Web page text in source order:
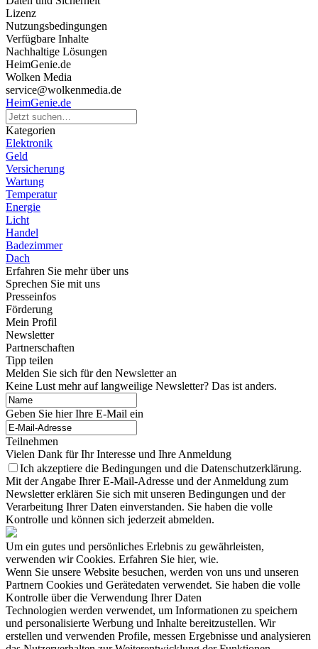
Lizenz
Nutzungsbedingungen
Verfügbare Inhalte
Nachhaltige Lösungen
HeimGenie.de
Wolken Media
service@wolkenmedia.de
HeimGenie.de
Kategorien
Elektronik
Geld
Versicherung
Wartung
Temperatur
Energie
Licht
Handel
Badezimmer
Dach
Erfahren Sie mehr über uns
Sprechen Sie mit uns
Presseinfos
Förderung
Mein Profil
Newsletter
Partnerschaften
Tipp teilen
Melden Sie sich für den Newsletter an
Keine Lust mehr auf langweilige Newsletter? Das ist anders.
Geben Sie hier Ihre E-Mail ein
Teilnehmen
Vielen Dank für Ihr Interesse und Ihre Anmeldung
Ich akzeptiere die Bedingungen und die Datenschutzerklärung.
Mit der Angabe Ihrer E-Mail-Adresse und der Anmeldung zum
Newsletter erklären Sie sich mit unseren Bedingungen und der
Verarbeitung Ihrer Daten einverstanden. Sie haben die volle
Kontrolle und können sich jederzeit abmelden.
Um ein gutes und persönliches Erlebnis zu gewährleisten,
verwenden wir Cookies. Erfahren Sie hier, wie.
Wenn Sie unsere Website besuchen, werden von uns und unseren
Partnern Cookies und Gerätedaten verwendet. Sie haben die volle
Kontrolle über die Verwendung Ihrer Daten
Technologien werden verwendet, um Informationen zu speichern
und personalisierte Werbung und Inhalte bereitzustellen. Wir
erstellen und verwenden Profile, messen Ergebnisse und analysieren